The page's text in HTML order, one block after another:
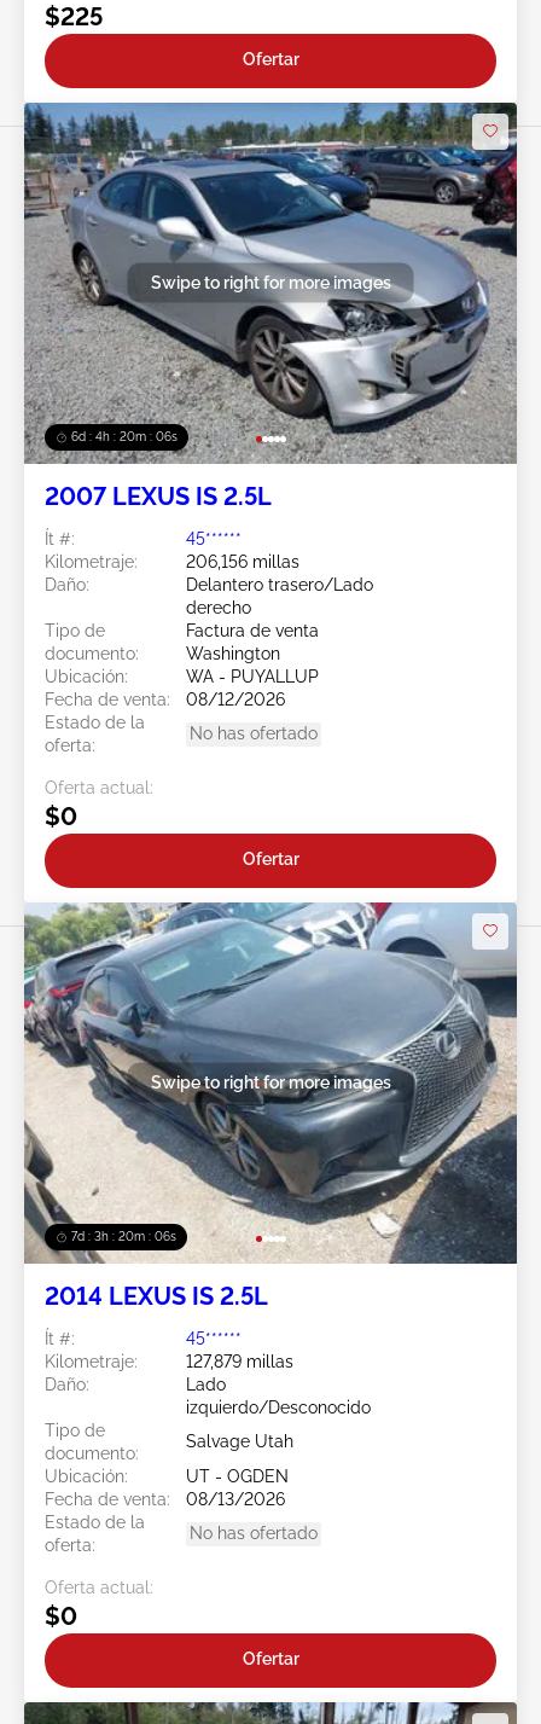
$225
Ofertar
6d : 4h : 20m : 03s
Swipe to right for more images
2007 LEXUS IS 2.5L
Ít #:
45******
Kilometraje:
206,156 millas
Daño:
Delantero trasero/Lado
derecho
Tipo de
documento:
Factura de venta
Washington
Ubicación:
WA - PUYALLUP
Fecha de venta:
08/12/2026
Estado de la
oferta:
No has ofertado
Oferta actual:
$0
Ofertar
7d : 3h : 20m : 03s
Swipe to right for more images
2014 LEXUS IS 2.5L
Ít #:
45******
Kilometraje:
127,879 millas
Daño:
Lado
izquierdo/Desconocido
Tipo de
documento:
Salvage Utah
Ubicación:
UT - OGDEN
Fecha de venta:
08/13/2026
Estado de la
oferta:
No has ofertado
Oferta actual:
$0
Ofertar